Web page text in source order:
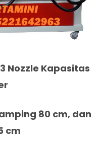
Nozzle Kapasitas
80 cm, dan
cm